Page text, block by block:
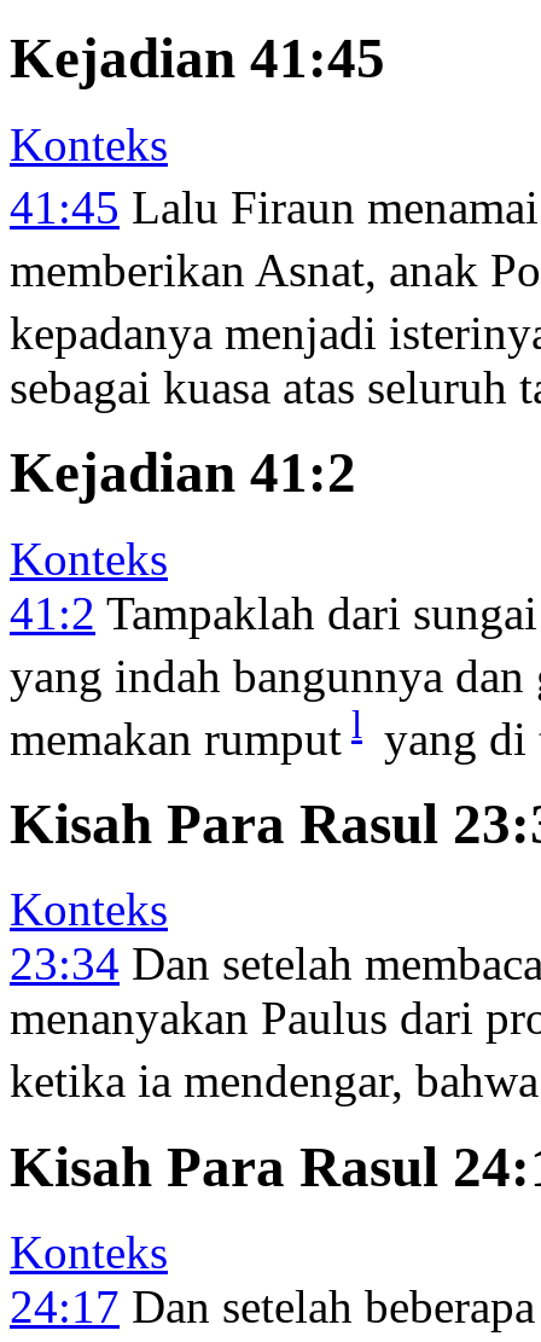
Kejadian 41:45
Konteks
41:45 Lalu Firaun
memberikan Asnat, anak
kepadanya menjadi
sebagai kuasa atas seluruh
Kejadian 41:2
Konteks
41:2 Tampaklah dari
yang indah bangunnya dan
memakan rumput l yang di
Kisah Para Rasul
Konteks
23:34 Dan setelah
menanyakan Paulus dari
ketika ia mendengar,
Kisah Para Rasul
Konteks
24:17 Dan setelah